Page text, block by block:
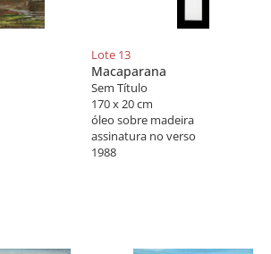
Lote 13
Macaparana
Sem Título
170 x 20 cm
óleo sobre madeira
assinatura no verso
1988